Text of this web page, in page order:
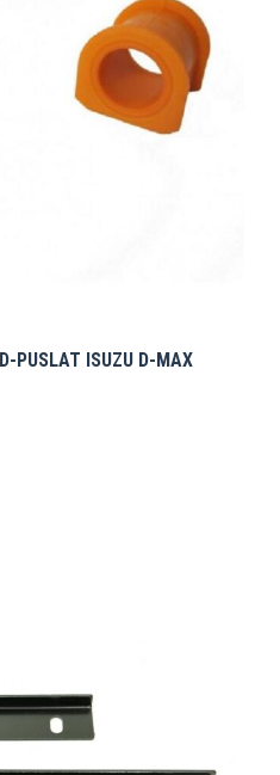
PUSLAT ISUZU D-MAX